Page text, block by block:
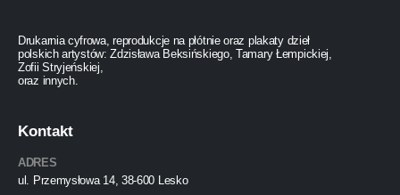
Drukarnia cyfrowa, reprodukcje na płótnie oraz plakaty dzieł
polskich artystów: Zdzisława Beksińskiego, Tamary Łempickiej,
Zofii Stryjeńskiej,
oraz innych.
Kontakt
ADRES
ul. Przemysłowa 14, 38-600 Lesko